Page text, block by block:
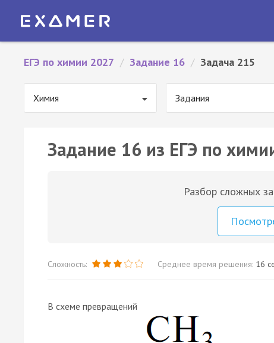
ЕГЭ по химии 2027 / Задание 16 / Задача 215
Химия Задания
Задание 16 из ЕГЭ по
Разбор сложных
Сложность: Среднее время решения: 16
В схеме превращений